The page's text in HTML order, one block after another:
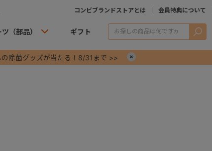
コンビブランドストアとは 会員特典について
（部品） ギフト 検索
の除菌グッズが当たる！8/31まで >>